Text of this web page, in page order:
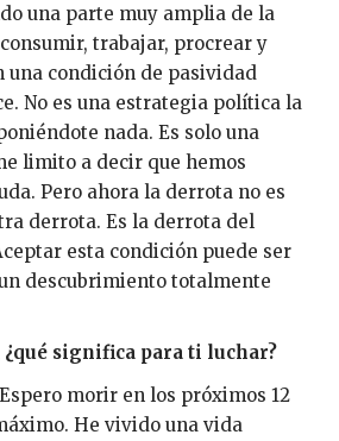
una parte muy amplia de la
trabajar, procrear y
una condición de pasividad
No es una estrategia política la
nada. Es solo una
limito a decir que hemos
Pero ahora la derrota no es
derrota. Es la derrota del
esta condición puede ser
descubrimiento totalmente
¿qué significa para ti luchar?
morir en los próximos 12
He vivido una vida